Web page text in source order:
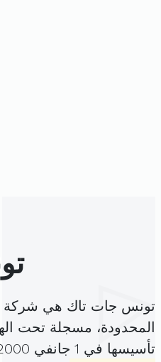
تونس جات تاك هي شركة
المحدودة، مسجلة تحت
تأسيسها في 1 جانفي 2000 برأس مال قدره